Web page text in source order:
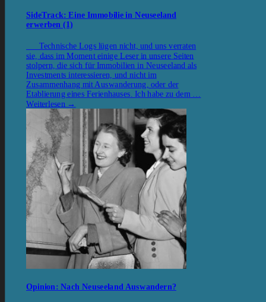
SideTrack: Eine Immobilie in Neuseeland
erwerben (1)
Technische Logs lügen nicht, und uns verraten
sie, dass im Moment einige Leser in unsere Seiten
stolpern, die sich für Immobilien in Neuseeland als
Investments interessieren, und nicht im
Zusammenhang mit Auswanderung, oder der
Etablierung eines Ferienhauses. Ich habe zu dem …
Weiterlesen →
Opinion: Nach Neuseeland Auswandern?